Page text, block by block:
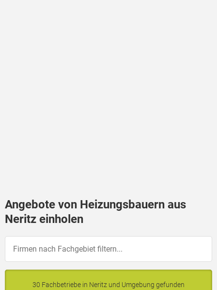
Angebote von Heizungsbauern aus
Neritz einholen
30 Fachbetriebe in Neritz und Umgebung gefunden